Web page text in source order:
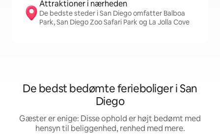
Attraktioner i nærheden
De bedste steder i San Diego omfatter Balboa
Park, San Diego Zoo Safari Park og La Jolla Cove
De bedst bedømte ferieboliger i San
Diego
Gæster er enige: Disse ophold er højt bedømt med
hensyn til beliggenhed, renhed med mere.